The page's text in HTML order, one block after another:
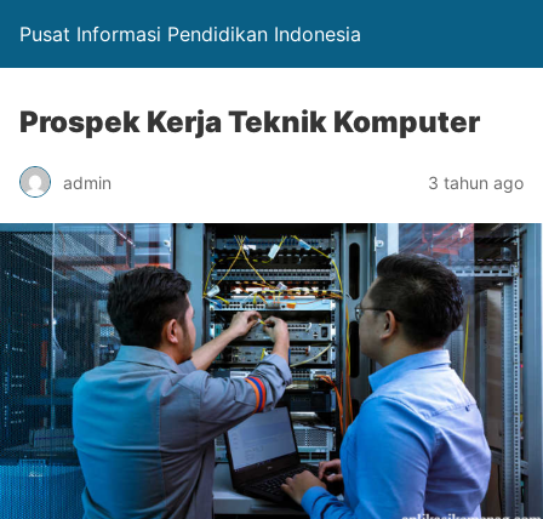
Pusat Informasi Pendidikan Indonesia
Prospek Kerja Teknik Komputer
admin 3 tahun ago